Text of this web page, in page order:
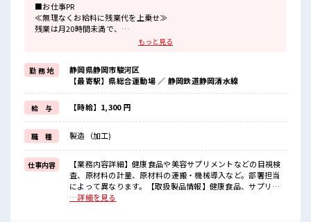
■お仕事PR
≪無理なくお給料に残業代を上乗せ≫
残業は月20時間未満で、
家族や友人と一緒にプライベート満喫！
≪モチベーションもUP≫
派手過ぎなければ髪型や髪色自由♪
(規定有)≪機能的な制服アリ≫
制服があるので、
毎日の服装の悩み解消♪
≪未経験でも活躍できる≫
新しいことにチャレンジするのは不安だけど、
しっかり働く環境が整っています！
イチからスキルUP・ステップUP目指していきましょう！
■職場の雰囲気
髪型にこだわりのあるアナタは必見！
もっと見る
勤 務 地
静岡県静岡市駿河区
【最寄駅】県総合運動場 ／ 静岡鉄道静岡清水線
給 与 【時給】1,300 円
職 種 製造（加工)
仕事内容
【業務内容詳細】健康食品や美容サプリメントなどの目視検
査、原材料の計量、原材料の運搬・機械導入など。部署担当
によって異なります。【取扱製品情報】健康食品、サプリメ
ント、プロテインなど。 ■お仕事PR ≪無理なくお給料に残業
…詳細を見る